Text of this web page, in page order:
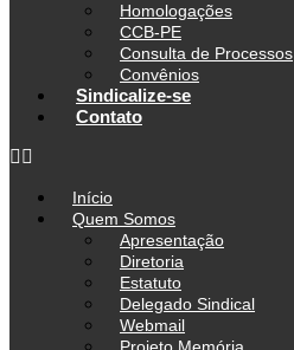
Homologações
CCB-PE
Consulta de Processos
Convênios
Sindicalize-se
Contato
Início
Quem Somos
Apresentação
Diretoria
Estatuto
Delegado Sindical
Webmail